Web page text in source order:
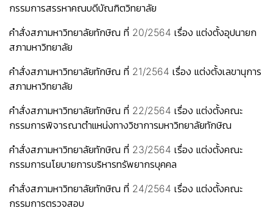
กรรมการสรรหาคณบดีบัณฑิตวิทยาลัย
คำสั่งสภามหาวิทยาลัยทักษิณ ที่ 20/2564 เรื่อง แต่งตั้งอุปนายก
สภามหาวิทยาลัย
คำสั่งสภามหาวิทยาลัยทักษิณ ที่ 21/2564 เรื่อง แต่งตั้งเลขานุการ
สภามหาวิทยาลัย
คำสั่งสภามหาวิทยาลัยทักษิณ ที่ 22/2564 เรื่อง แต่งตั้งคณะ
กรรมการพิจารณาตำแหน่งทางวิชาการมหาวิทยาลัยทักษิณ
คำสั่งสภามหาวิทยาลัยทักษิณ ที่ 23/2564 เรื่อง แต่งตั้งคณะ
กรรมการนโยบายการบริหารทรัพยากรบุคคล
คำสั่งสภามหาวิทยาลัยทักษิณ ที่ 24/2564 เรื่อง แต่งตั้งคณะ
กรรมการตรวจสอบ